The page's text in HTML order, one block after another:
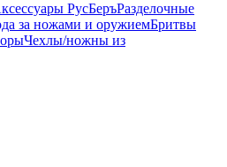
РусБеръРазделочные
за ножами и оружиемБритвы
Чехлы/ножны из